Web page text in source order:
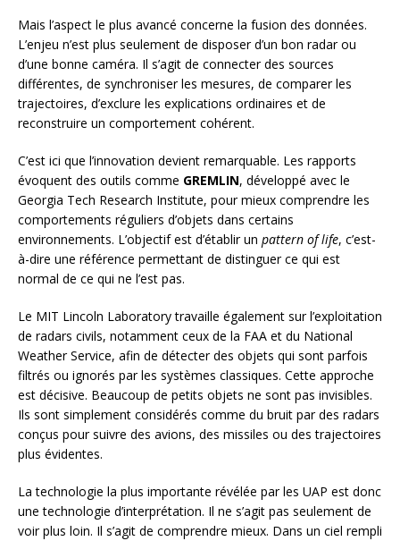
Mais l’aspect le plus avancé concerne la fusion des données.
L’enjeu n’est plus seulement de disposer d’un bon radar ou
d’une bonne caméra. Il s’agit de connecter des sources
différentes, de synchroniser les mesures, de comparer les
trajectoires, d’exclure les explications ordinaires et de
reconstruire un comportement cohérent.
C’est ici que l’innovation devient remarquable. Les rapports
évoquent des outils comme GREMLIN, développé avec le
Georgia Tech Research Institute, pour mieux comprendre les
comportements réguliers d’objets dans certains
environnements. L’objectif est d’établir un pattern of life, c’est-
à-dire une référence permettant de distinguer ce qui est
normal de ce qui ne l’est pas.
Le MIT Lincoln Laboratory travaille également sur l’exploitation
de radars civils, notamment ceux de la FAA et du National
Weather Service, afin de détecter des objets qui sont parfois
filtrés ou ignorés par les systèmes classiques. Cette approche
est décisive. Beaucoup de petits objets ne sont pas invisibles.
Ils sont simplement considérés comme du bruit par des radars
conçus pour suivre des avions, des missiles ou des trajectoires
plus évidentes.
La technologie la plus importante révélée par les UAP est donc
une technologie d’interprétation. Il ne s’agit pas seulement de
voir plus loin. Il s’agit de comprendre mieux. Dans un ciel rempli